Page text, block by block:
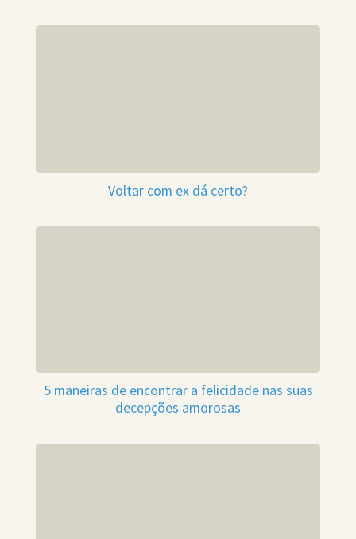
Voltar com ex dá certo?
5 maneiras de encontrar a felicidade nas suas
decepções amorosas